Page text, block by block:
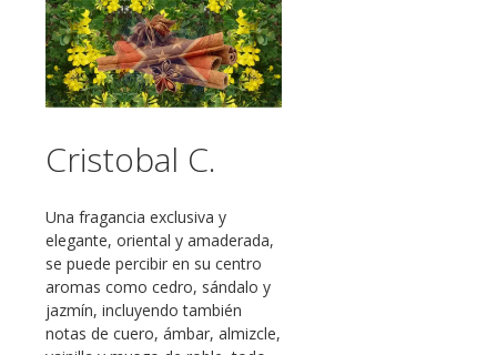
Cristobal C.
Una fragancia exclusiva y
elegante, oriental y amaderada,
se puede percibir en su centro
aromas como cedro, sándalo y
jazmín, incluyendo también
notas de cuero, ámbar, almizcle,